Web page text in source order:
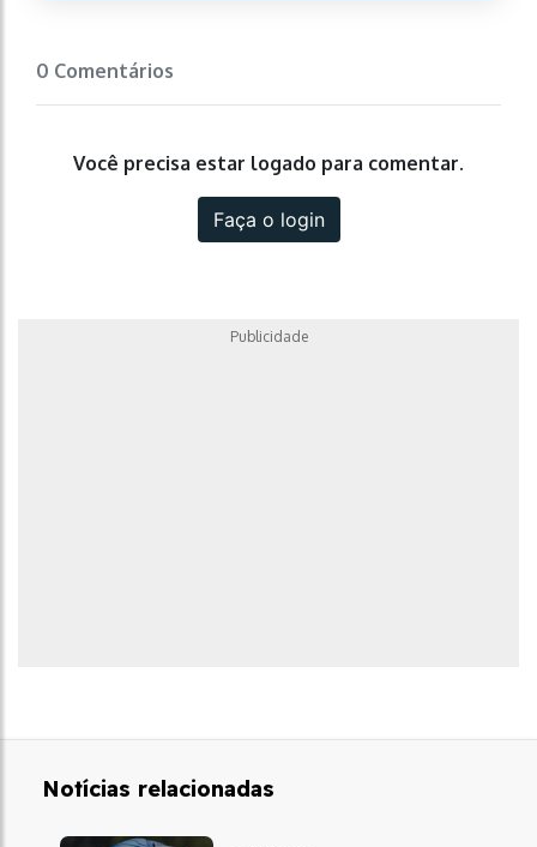
0 Comentários
Você precisa estar logado para comentar.
Faça o login
Publicidade
Notícias relacionadas